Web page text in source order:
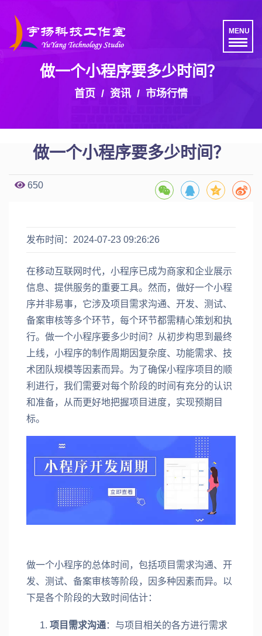
MENU
做一个小程序要多少时间？
首页 资讯 市场行情
做一个小程序要多少时间？
650
发布时间：2024-07-23 09:26:26
在移动互联网时代，小程序已成为商家和企业展示
信息、提供服务的重要工具。然而，做好一个小程
序并非易事，它涉及项目需求沟通、开发、测试、
备案审核等多个环节，每个环节都需精心策划和执
行。做一个小程序要多少时间？从初步构思到最终
上线，小程序的制作周期因复杂度、功能需求、技
术团队规模等因素而异。为了确保小程序项目的顺
利进行，我们需要对每个阶段的时间有充分的认识
和准备，从而更好地把握项目进度，实现预期目
标。
做一个小程序的总体时间，包括项目需求沟通、开
发、测试、备案审核等阶段，因多种因素而异。以
下是各个阶段的大致时间估计：
项目需求沟通：与项目相关的各方进行需求